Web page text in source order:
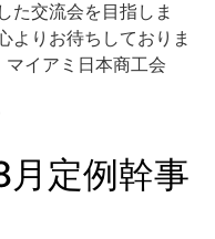
た交流会を目指しま
よりお待ちしておりま
イアミ日本商工会
定例幹事